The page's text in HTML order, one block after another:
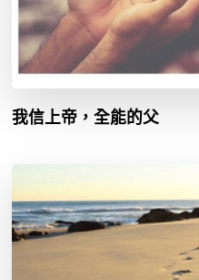
我信上帝，全能的父